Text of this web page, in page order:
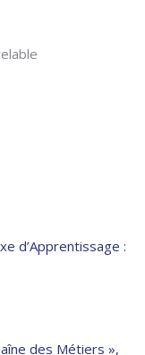
d’Apprentissage :
des Métiers »,